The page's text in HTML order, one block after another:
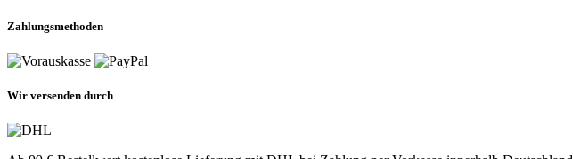
Zahlungsmethoden
Wir versenden durch